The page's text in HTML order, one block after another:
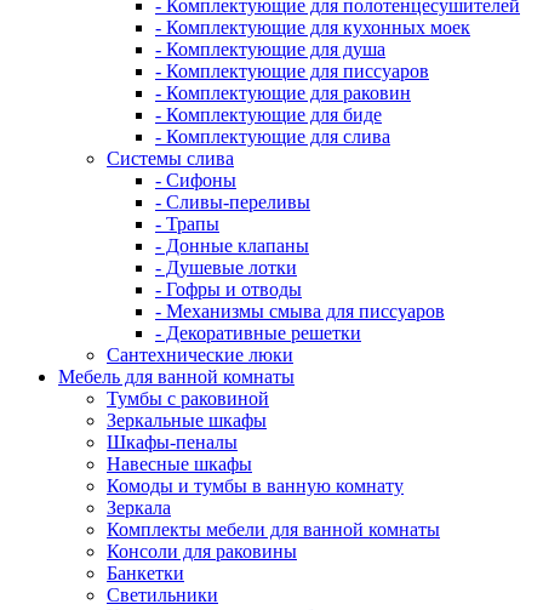
- Комплектующие для полотенцесушителей
- Комплектующие для кухонных моек
- Комплектующие для душа
- Комплектующие для писсуаров
- Комплектующие для раковин
- Комплектующие для биде
- Комплектующие для слива
Системы слива
- Сифоны
- Сливы-переливы
- Трапы
- Донные клапаны
- Душевые лотки
- Гофры и отводы
- Механизмы смыва для писсуаров
- Декоративные решетки
Сантехнические люки
Мебель для ванной комнаты
Тумбы с раковиной
Зеркальные шкафы
Шкафы-пеналы
Навесные шкафы
Комоды и тумбы в ванную комнату
Зеркала
Комплекты мебели для ванной комнаты
Консоли для раковины
Банкетки
Светильники